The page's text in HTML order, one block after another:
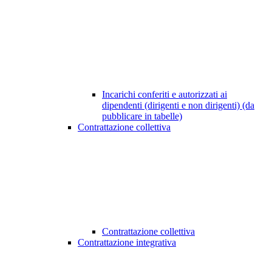
Incarichi conferiti e autorizzati ai
dipendenti (dirigenti e non dirigenti) (da
pubblicare in tabelle)
Contrattazione collettiva
Contrattazione collettiva
Contrattazione integrativa